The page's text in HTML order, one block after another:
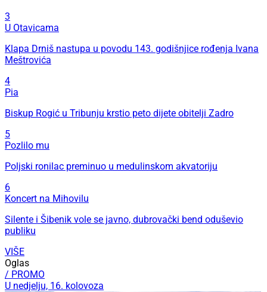
3
U Otavicama
Klapa Drniš nastupa u povodu 143. godišnjice rođenja Ivana
Meštrovića
4
Pia
Biskup Rogić u Tribunju krstio peto dijete obitelji Zadro
5
Pozlilo mu
Poljski ronilac preminuo u medulinskom akvatoriju
6
Koncert na Mihovilu
Silente i Šibenik vole se javno, dubrovački bend oduševio
publiku
VIŠE
Oglas
/ PROMO
U nedjelju, 16. kolovoza